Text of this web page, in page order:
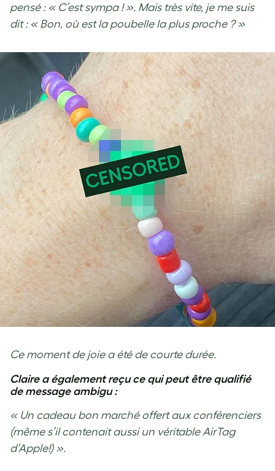
pensé : « C’est sympa ! ». Mais très vite, je me suis
dit : « Bon, où est la poubelle la plus proche ? »
Ce moment de joie a été de courte durée.
Claire a également reçu ce qui peut être qualifié
de message ambigu :
« Un cadeau bon marché offert aux conférenciers
(même s’il contenait aussi un véritable AirTag
d’Apple!) ».